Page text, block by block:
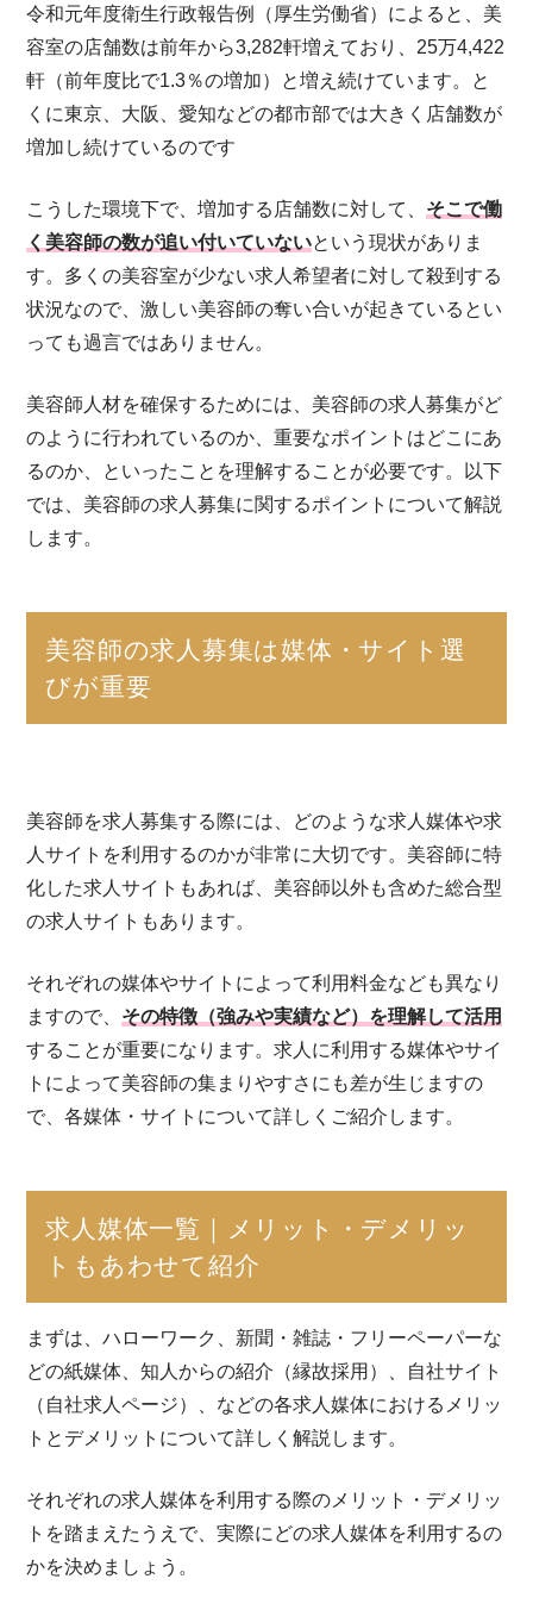
令和元年度衛生行政報告例（厚生労働省）によると、美
容室の店舗数は前年から3,282軒増えており、25万4,422
軒（前年度比で1.3％の増加）と増え続けています。と
くに東京、大阪、愛知などの都市部では大きく店舗数が
増加し続けているのです
こうした環境下で、増加する店舗数に対して、 そこで働
く美容師の数が追い付いていないという現状がありま
す。多くの美容室が少ない求人希望者に対して殺到する
状況なので、激しい美容師の奪い合いが起きているとい
っても過言ではありません。
美容師人材を確保するためには、美容師の求人募集がど
のように行われているのか、重要なポイントはどこにあ
るのか、といったことを理解することが必要です。以下
では、美容師の求人募集に関するポイントについて解説
します。
美容師の求人募集は媒体・サイト選
びが重要
美容師を求人募集する際には、どのような求人媒体や求
人サイトを利用するのかが非常に大切です。美容師に特
化した求人サイトもあれば、美容師以外も含めた総合型
の求人サイトもあります。
それぞれの媒体やサイトによって利用料金なども異なり
ますので、 その特徴（強みや実績など）を理解して活用
することが重要になります。求人に利用する媒体やサイ
トによって美容師の集まりやすさにも差が生じますの
で、各媒体・サイトについて詳しくご紹介します。
求人媒体一覧｜メリット・デメリッ
トもあわせて紹介
まずは、ハローワーク、新聞・雑誌・フリーペーパーな
どの紙媒体、知人からの紹介（縁故採用）、自社サイト
（自社求人ページ）、などの各求人媒体におけるメリッ
トとデメリットについて詳しく解説します。
それぞれの求人媒体を利用する際のメリット・デメリッ
トを踏まえたうえで、実際にどの求人媒体を利用するの
かを決めましょう。